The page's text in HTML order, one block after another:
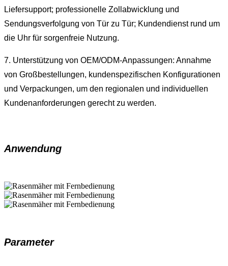
Liefersupport; professionelle Zollabwicklung und
Sendungsverfolgung von Tür zu Tür; Kundendienst rund um
die Uhr für sorgenfreie Nutzung.
7. Unterstützung von OEM/ODM-Anpassungen: Annahme
von Großbestellungen, kundenspezifischen Konfigurationen
und Verpackungen, um den regionalen und individuellen
Kundenanforderungen gerecht zu werden.
Anwendung
Parameter